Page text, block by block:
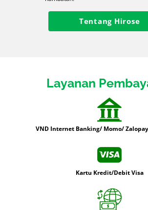
Tentang Hirose
Layanan
VND Internet Banking/ Momo/
Kartu Kredit/Debit Visa